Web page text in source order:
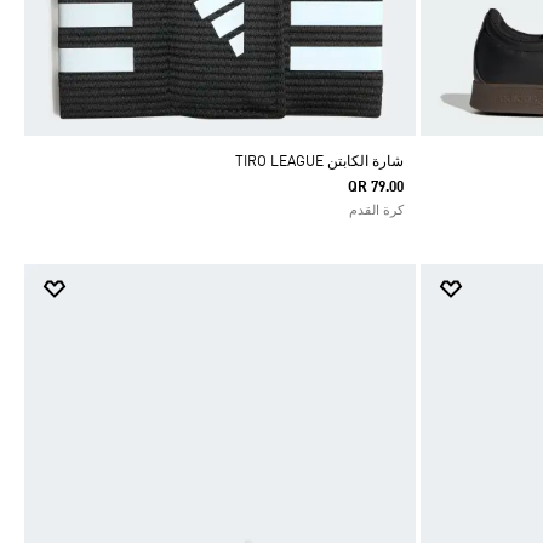
شارة الكابتن TIRO LEAGUE
QR 79.00
كرة القدم